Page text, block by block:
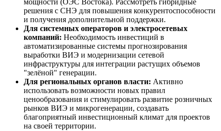
мощности (ОЭС Востока). Рассмотреть гибридные
решения с СНЭ для повышения конкурентоспособности
и получения дополнительной поддержки.
Для системных операторов и электросетевых
компаний: Необходимость инвестиций в
автоматизированные системы прогнозирования
выработки ВИЭ и модернизации сетевой
инфраструктуры для интеграции растущих объемов
"зелёной" генерации.
Для региональных органов власти: Активно
использовать возможности новых правил
ценообразования и стимулировать развитие розничных
рынков ВИЭ и микрогенерации, создавать
благоприятный инвестиционный климат для проектов
на своей территории.